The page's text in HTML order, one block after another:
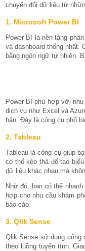
chuyển đổi dữ liệu từ
1. Microsoft Power BI
Power BI là nền tảng
và dashboard thống
bằng ngôn ngữ tự nhiên.
Power BI phù hợp với
dịch vụ như Excel và
bản. Đây là công cụ phổ
2. Tableau
Tableau là công cụ giúp
có thể kéo thả để tạo
dữ liệu khác nhau mà
Nhờ đó, bạn có thể
hợp cho nhu cầu khám
báo cáo.
3. Qlik Sense
Qlik Sense sử dụng công
theo luồng tuyến tính.